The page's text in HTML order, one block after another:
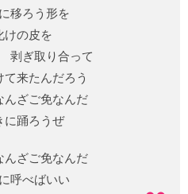
移ろう形を
けの皮を
剥ぎ取り合って
来たんだろう
んざご免なんだ
に踊ろうぜ
んざご免なんだ
呼べばいい